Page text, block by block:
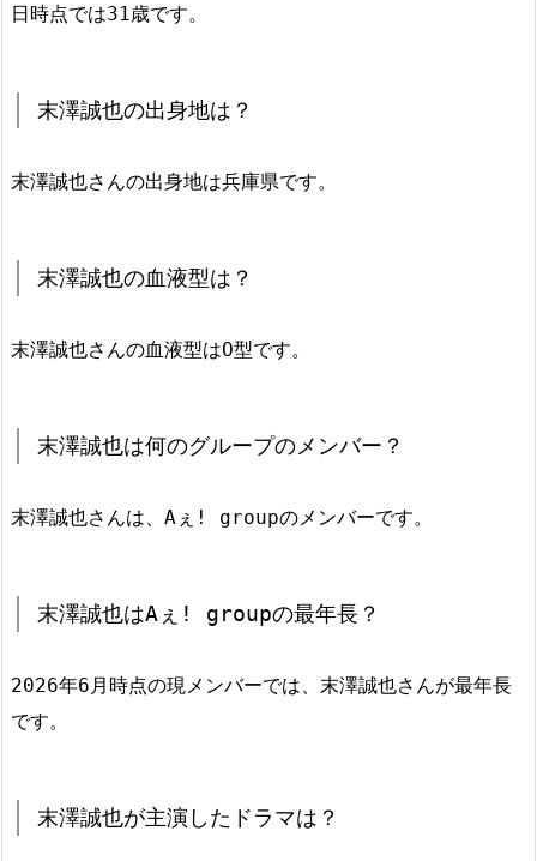
日時点では31歳です。
末澤誠也の出身地は？
末澤誠也さんの出身地は兵庫県です。
末澤誠也の血液型は？
末澤誠也さんの血液型はO型です。
末澤誠也は何のグループのメンバー？
末澤誠也さんは、Aぇ! groupのメンバーです。
末澤誠也はAぇ! groupの最年長？
2026年6月時点の現メンバーでは、末澤誠也さんが最年長
です。
末澤誠也が主演したドラマは？